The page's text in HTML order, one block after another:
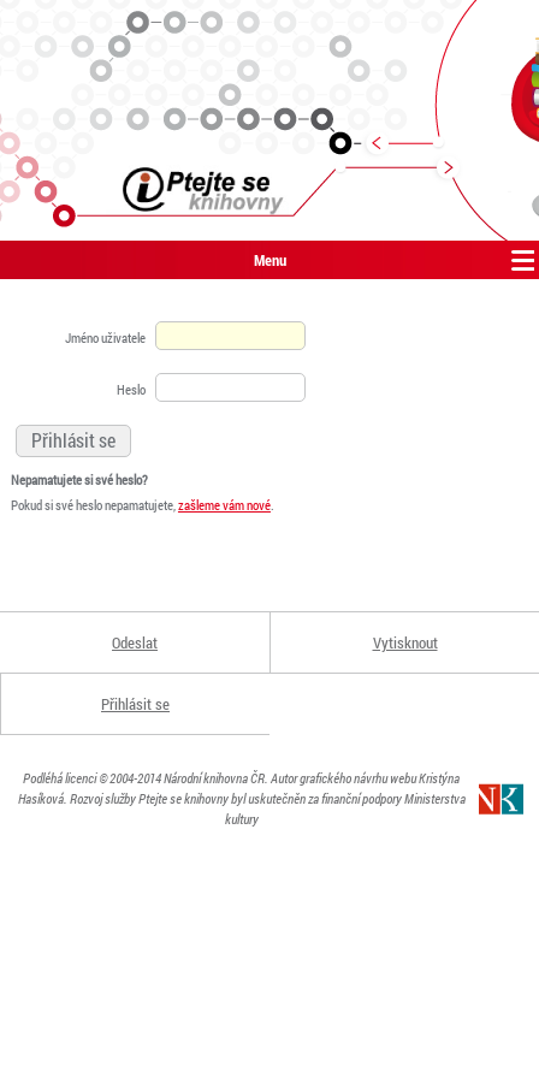
Menu
Jméno uživatele
Heslo
Nepamatujete si své heslo?
Pokud si své heslo nepamatujete,zašleme vám nové.
Odeslat Vytisknout
Přihlásit se
Podléhá licenci© 2004-2014Národní knihovna ČR. Autor grafického návrhu webu Kristýna
Hasíková. Rozvoj služby Ptejte se knihovny byl uskutečněn za finanční podpory Ministerstva
kultury